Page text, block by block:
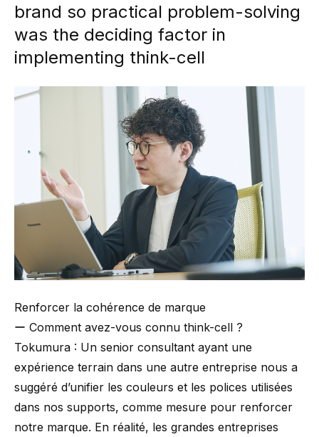
brand so practical problem-solving
was the deciding factor in
implementing think-cell
Renforcer la cohérence de marque
ー Comment avez-vous connu think-cell ?
Tokumura : Un senior consultant ayant une
expérience terrain dans une autre entreprise nous a
suggéré d’unifier les couleurs et les polices utilisées
dans nos supports, comme mesure pour renforcer
notre marque. En réalité, les grandes entreprises